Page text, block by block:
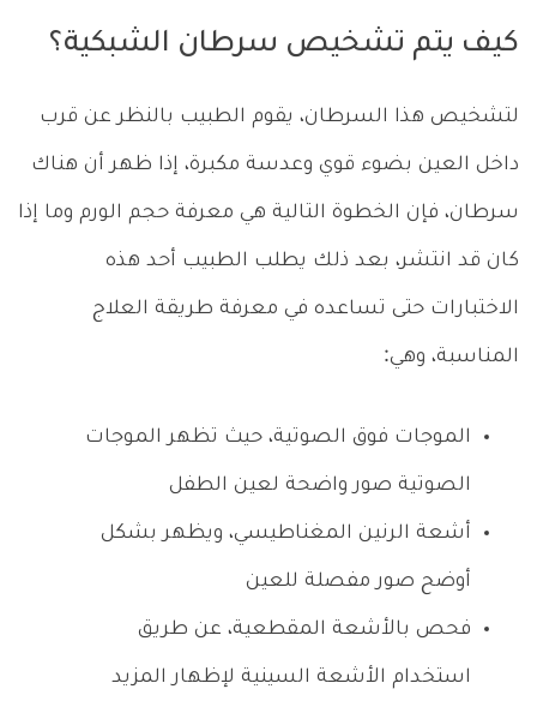
كيف يتم تشخيص سرطان الشبكية؟
لتشخيص هذا السرطان، يقوم الطبيب بالنظر عن قرب
داخل العين بضوء قوي وعدسة مكبرة، إذا ظهر أن هناك
سرطان، فإن الخطوة التالية هي معرفة حجم الورم وما إذا
كان قد انتشر، بعد ذلك يطلب الطبيب أحد هذه
الاختبارات حتى تساعده في معرفة طريقة العلاج
المناسبة، وهي:
الموجات فوق الصوتية، حيث تظهر الموجات
الصوتية صور واضحة لعين الطفل
أشعة الرنين المغناطيسي، ويظهر بشكل
أوضح صور مفصلة للعين
فحص بالأشعة المقطعية، عن طريق
استخدام الأشعة السينية لإظهار المزيد